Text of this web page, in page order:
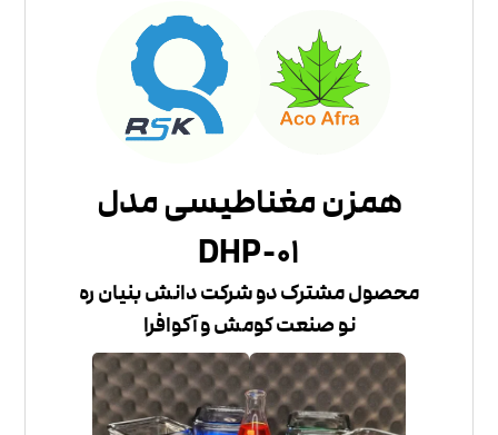
همزن مغناطیسی مدل
DHP-01
محصول مشترک دو شرکت دانش بنیان ره
نو صنعت کومش و آکوافرا